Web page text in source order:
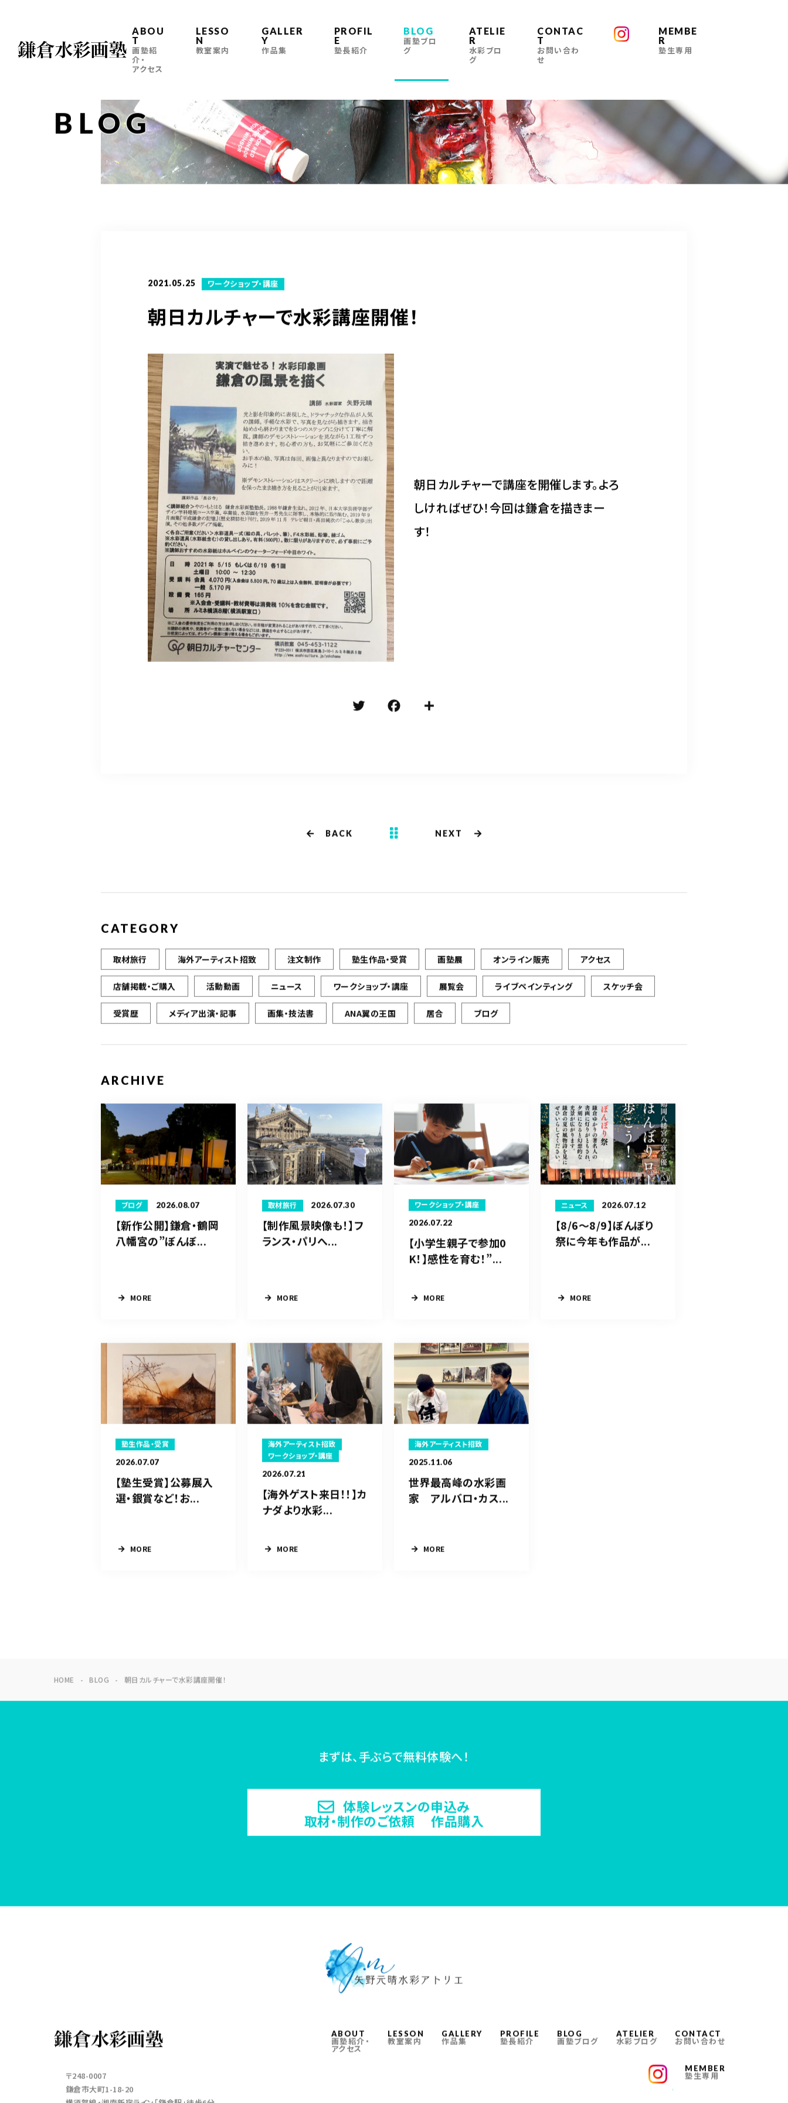
ABOU
T
画塾紹
介・
アクセス
LESSO
N
教室案内
GALLER
Y
作品集
PROFIL
E
塾長紹介
BLOG
画塾ブロ
グ
ATELIE
R
水彩ブロ
グ
CONTAC
T
お問い合わ
せ
MEMBE
R
塾生専用
BLOG
2021.05.25 ワークショップ・講座
朝日カルチャーで水彩講座開催！
朝日カルチャーで講座を開催します。よろ
しければぜひ！今回は鎌倉を描きまー
す！
BACK NEXT
CATEGORY
取材旅行 海外アーティスト招致 注文制作 塾生作品・受賞 画塾展 オンライン販売 アクセス
店舗掲載・ご購入 活動動画 ニュース ワークショップ・講座 展覧会 ライブペインティング スケッチ会
受賞歴 メディア出演・記事 画集・技法書 ANA翼の王国 居合 ブログ
ARCHIVE
ブログ 2026.08.07
【新作公開】鎌倉・鶴岡
八幡宮の”ぼんぼ...
MORE
取材旅行 2026.07.30
【制作風景映像も！】フ
ランス・パリへ...
MORE
ワークショップ・講座
2026.07.22
【小学生親子で参加0
K！】感性を育む！”...
MORE
ニュース 2026.07.12
【8/6〜8/9】ぼんぼり
祭に今年も作品が...
MORE
塾生作品・受賞
2026.07.07
【塾生受賞】公募展入
選・銀賞など！お...
MORE
海外アーティスト招致
ワークショップ・講座
2026.07.21
【海外ゲスト来日！！】カ
ナダより水彩...
MORE
海外アーティスト招致
2025.11.06
世界最高峰の水彩画
家 アルバロ・カス...
MORE
HOME BLOG 朝日カルチャーで水彩講座開催！
まずは、手ぶらで無料体験へ！
体験レッスンの申込み
取材・制作のご依頼 作品購入
〒248-0007
鎌倉市大町1-18-20
ABOUT
画塾紹介・
アクセス
LESSON
教室案内
GALLERY
作品集
PROFILE
塾長紹介
BLOG
画塾ブログ
ATELIER
水彩ブログ
CONTACT
お問い合わせ
MEMBER
塾生専用